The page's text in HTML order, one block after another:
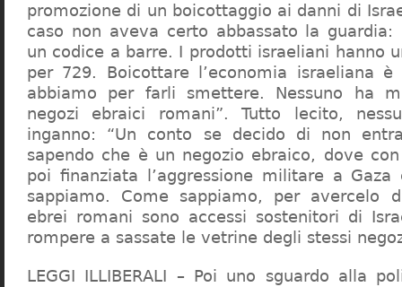
promozione di un boicottaggio ai danni di
caso non aveva certo abbassato la guardia:
un codice a barre. I prodotti israeliani hanno
per 729. Boicottare l’economia israeliana è
abbiamo per farli smettere. Nessuno ha
negozi ebraici romani”. Tutto lecito,
inganno: “Un conto se decido di non
sapendo che è un negozio ebraico, dove
poi finanziata l’aggressione militare a
sappiamo. Come sappiamo, per avercelo
ebrei romani sono accessi sostenitori di
rompere a sassate le vetrine degli stessi
LEGGI ILLIBERALI – Poi uno sguardo alla